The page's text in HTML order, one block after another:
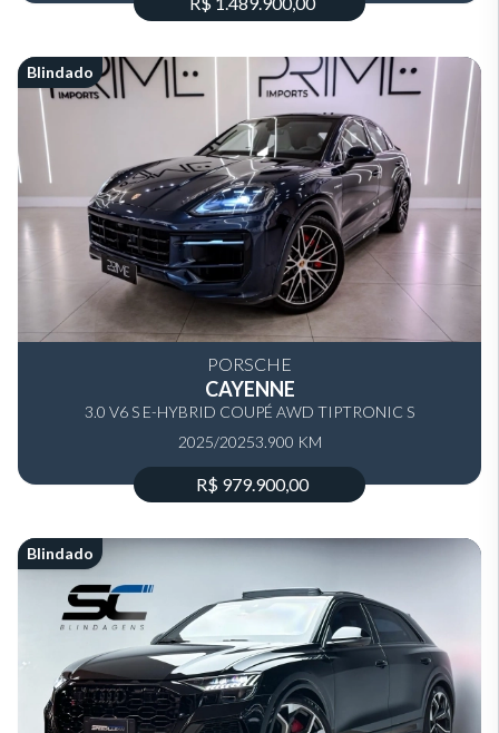
Blindado
PORSCHE
CAYENNE
3.0 V6 S E-HYBRID COUPÉ AWD TIPTRONIC S
2025/20253.900 KM
R$ 979.900,00
Blindado